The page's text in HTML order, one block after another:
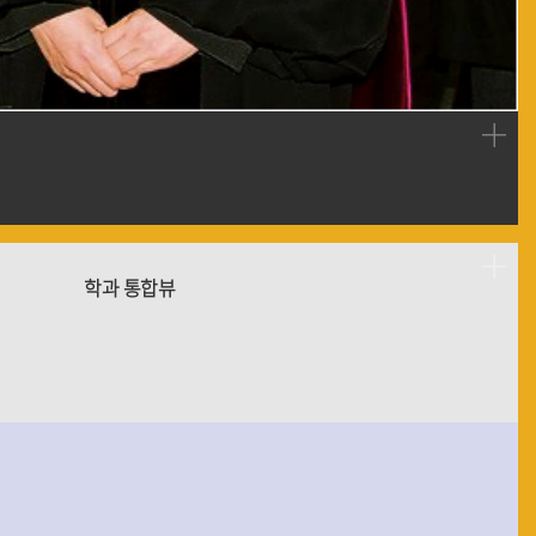
학과 통합뷰